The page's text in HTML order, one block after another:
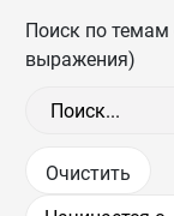
Поиск по
выражения)